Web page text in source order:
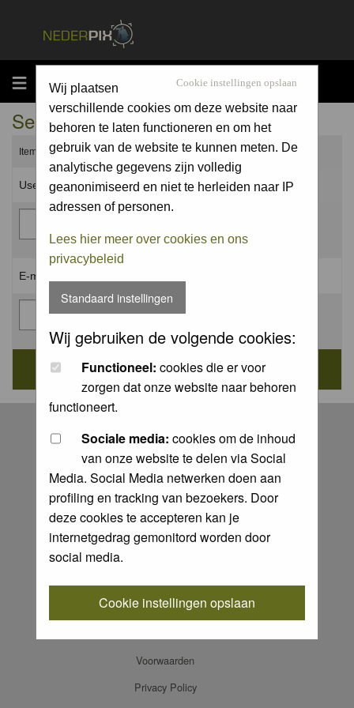
MENU Cookie instellingen opslaan
Wij plaatsen
verschillende cookies om deze website naar
behoren te laten functioneren en om het
gebruik van de website te kunnen meten. De
analytische gegevens zijn volledig
geanonimiseerd en niet te herleiden naar IP
adressen of personen.
Lees hier meer over cookies en ons
privacybeleid
Standaard instellingen
Wij gebruiken de volgende cookies:
Functioneel: cookies die er voor
zorgen dat onze website naar behoren
functioneert.
Sociale media: cookies om de inhoud
van onze website te delen via Social
Media. Social Media netwerken doen aan
profiling en tracking van bezoekers. Door
deze cookies te accepteren kan je
internetgedrag gemonitord worden door
social media.
Cookie instellingen opslaan
Send me a new password
Items marked with a * are required unless stated otherwise.
Username: *
E-mail address: *
Log in
Contact
Memberlist
Ansichtkaarten
Voorwaarden
Privacy Policy